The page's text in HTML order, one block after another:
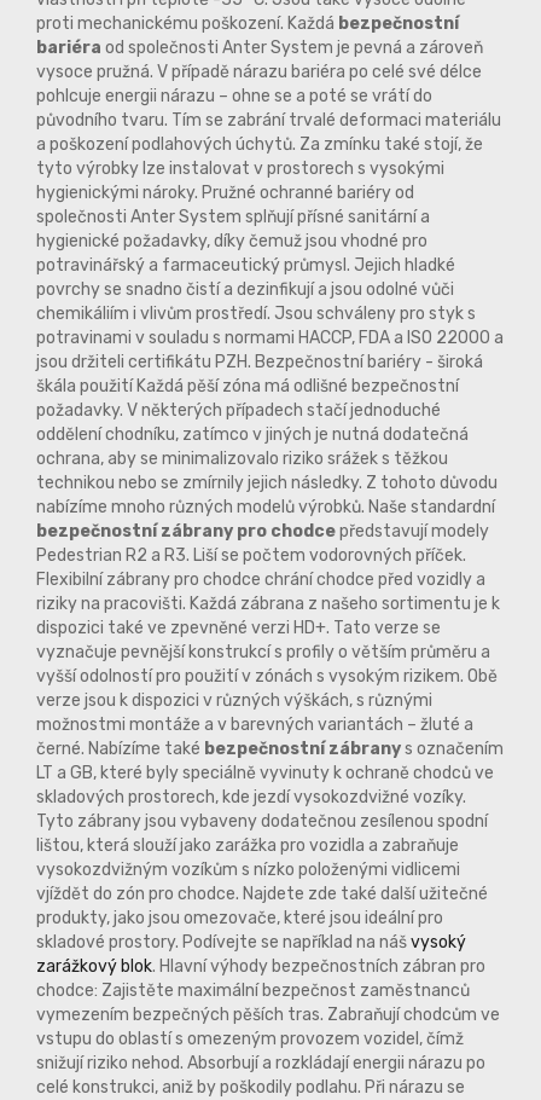
proti mechanickému poškození. Každá bezpečnostní
bariéra od společnosti Anter System je pevná a zároveň
vysoce pružná. V případě nárazu bariéra po celé své délce
pohlcuje energii nárazu – ohne se a poté se vrátí do
původního tvaru. Tím se zabrání trvalé deformaci materiálu
a poškození podlahových úchytů. Za zmínku také stojí, že
tyto výrobky lze instalovat v prostorech s vysokými
hygienickými nároky. Pružné ochranné bariéry od
společnosti Anter System splňují přísné sanitární a
hygienické požadavky, díky čemuž jsou vhodné pro
potravinářský a farmaceutický průmysl. Jejich hladké
povrchy se snadno čistí a dezinfikují a jsou odolné vůči
chemikáliím i vlivům prostředí. Jsou schváleny pro styk s
potravinami v souladu s normami HACCP, FDA a ISO 22000 a
jsou držiteli certifikátu PZH. Bezpečnostní bariéry - široká
škála použití Každá pěší zóna má odlišné bezpečnostní
požadavky. V některých případech stačí jednoduché
oddělení chodníku, zatímco v jiných je nutná dodatečná
ochrana, aby se minimalizovalo riziko srážek s těžkou
technikou nebo se zmírnily jejich následky. Z tohoto důvodu
nabízíme mnoho různých modelů výrobků. Naše standardní
bezpečnostní zábrany pro chodcepředstavují modely
Pedestrian R2 a R3. Liší se počtem vodorovných příček.
Flexibilní zábrany pro chodce chrání chodce před vozidly a
riziky na pracovišti. Každá zábrana z našeho sortimentu je k
dispozici také ve zpevněné verzi HD+. Tato verze se
vyznačuje pevnější konstrukcí s profily o větším průměru a
vyšší odolností pro použití v zónách s vysokým rizikem. Obě
verze jsou k dispozici v různých výškách, s různými
možnostmi montáže a v barevných variantách – žluté a
černé. Nabízíme také bezpečnostní zábranys označením
LT a GB, které byly speciálně vyvinuty k ochraně chodců ve
skladových prostorech, kde jezdí vysokozdvižné vozíky.
Tyto zábrany jsou vybaveny dodatečnou zesílenou spodní
lištou, která slouží jako zarážka pro vozidla a zabraňuje
vysokozdvižným vozíkům s nízko položenými vidlicemi
vjíždět do zón pro chodce. Najdete zde také další užitečné
produkty, jako jsou omezovače, které jsou ideální pro
skladové prostory. Podívejte se například na nášvysoký
zarážkový blok. Hlavní výhody bezpečnostních zábran pro
chodce: Zajistěte maximální bezpečnost zaměstnanců
vymezením bezpečných pěších tras. Zabraňují chodcům ve
vstupu do oblastí s omezeným provozem vozidel, čímž
snižují riziko nehod. Absorbují a rozkládají energii nárazu po
celé konstrukci, aniž by poškodily podlahu. Při nárazu se